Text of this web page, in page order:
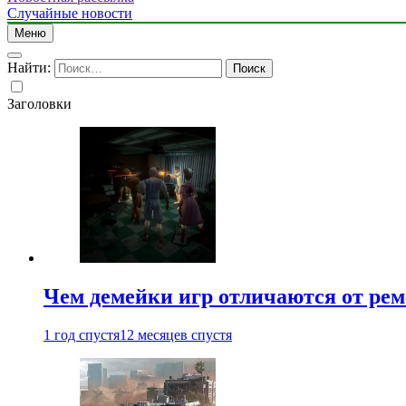
Случайные новости
Меню
Найти:
Заголовки
Чем демейки игр отличаются от
1 год спустя12 месяцев спустя